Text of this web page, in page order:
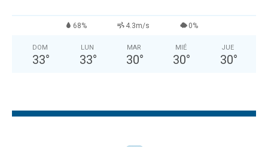
68% 4.3m/s 0%
DOM
33°
LUN
33°
MAR
30°
MIÉ
30°
JUE
30°